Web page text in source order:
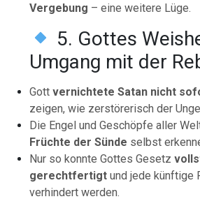
Vergebung – eine weitere Lüge.
5. Gottes
Umgang mit der
Gottvernichtete Satan nicht
zeigen, wie zerstörerisch der
Die Engel und Geschöpfe aller
Früchte der Sünde selbst
Nur so konnte Gottes Gesetz
gerechtfertigt und jede künftige
verhindert werden.